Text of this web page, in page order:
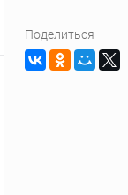
Поделиться